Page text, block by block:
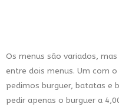
Os menus são variados,
entre dois menus. Um com
pedimos burguer, batatas e
pedir apenas o burguer a